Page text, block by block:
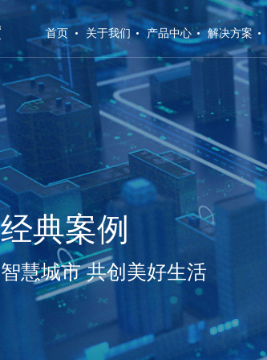
首页
(current)
关于我们
产品中心 解决方案
经典案例
智慧城市 共创美好生活